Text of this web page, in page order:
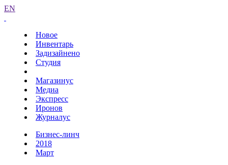
EN
Новое
Инвентарь
Задизайнено
Студия
Магазинус
Медиа
Экспресс
Иронов
Журналус
Бизнес-линч
2018
Март